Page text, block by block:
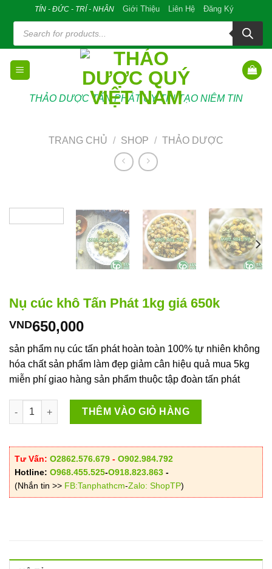
content
TÍN - ĐỨC - TRÍ - NHÂN Giới Thiệu Liên Hệ Đăng Ký
Tìm
kiếm
sản
phẩm
THẢO DƯỢC TẤN PHÁT UY TÍN TẠO NIÊM TIN
TRANG CHỦ / SHOP / THẢO DƯỢC
Nụ cúc khô Tấn Phát 1kg giá 650k
VND650,000
sản phẩm nụ cúc tấn phát hoàn toàn 100% tự nhiên không
hóa chất sản phẩm làm đẹp giảm cân hiệu quả mua 5kg
miễn phí giao hàng sản phẩm thuộc tập đoàn tấn phát
Nụ cúc khô Tấn Phát 1kg giá 650k số lượng
THÊM VÀO GIỎ HÀNG
Tư Vấn: O2862.576.679 - O902.984.792
Hotline: O968.455.525-O918.823.863 -
(Nhắn tin >> FB:Tanphathcm-Zalo: ShopTP)